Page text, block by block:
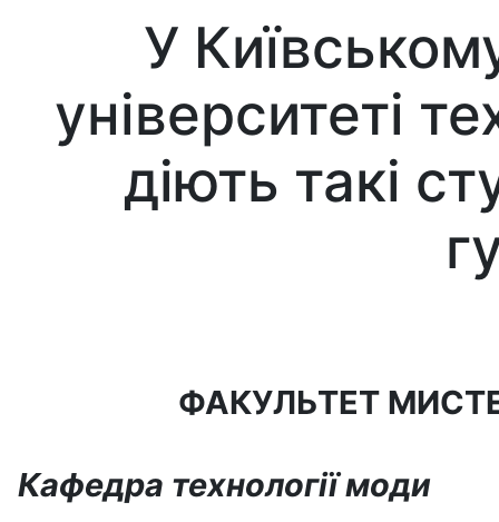
У
університеті
діють такі
ФАКУЛЬТЕТ
Кафедра технології моди